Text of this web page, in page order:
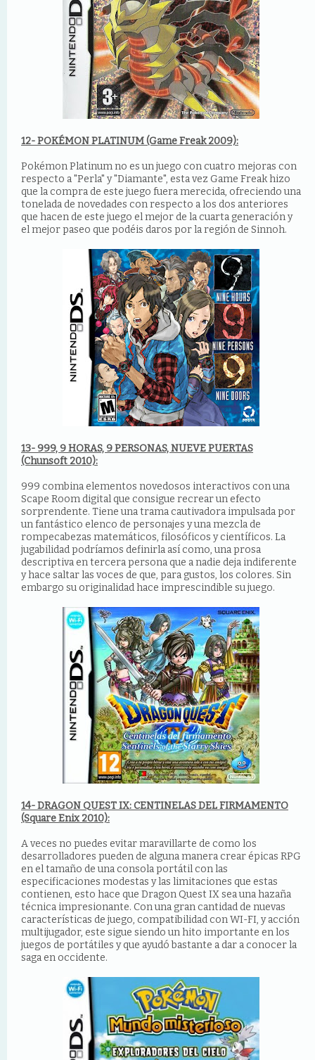
12- POKÉMON PLATINUM (Game Freak 2009):
Pokémon Platinum no es un juego con cuatro mejoras con
respecto a "Perla" y "Diamante", esta vez Game Freak hizo
que la compra de este juego fuera merecida, ofreciendo una
tonelada de novedades con respecto a los dos anteriores
que hacen de este juego el mejor de la cuarta generación y
el mejor paseo que podéis daros por la región de Sinnoh.
13- 999, 9 HORAS, 9 PERSONAS, NUEVE PUERTAS
(Chunsoft 2010):
999 combina elementos novedosos interactivos con una
Scape Room digital que consigue recrear un efecto
sorprendente. Tiene una trama cautivadora impulsada por
un fantástico elenco de personajes y una mezcla de
rompecabezas matemáticos, filosóficos y científicos. La
jugabilidad podríamos definirla así como, una prosa
descriptiva en tercera persona que a nadie deja indiferente
y hace saltar las voces de que, para gustos, los colores. Sin
embargo su originalidad hace imprescindible su juego.
14- DRAGON QUEST IX: CENTINELAS DEL FIRMAMENTO
(Square Enix 2010):
A veces no puedes evitar maravillarte de como los
desarrolladores pueden de alguna manera crear épicas RPG
en el tamaño de una consola portátil con las
especificaciones modestas y las limitaciones que estas
contienen, esto hace que Dragon Quest IX sea una hazaña
técnica impresionante. Con una gran cantidad de nuevas
características de juego, compatibilidad con WI-FI, y acción
multijugador, este sigue siendo un hito importante en los
juegos de portátiles y que ayudó bastante a dar a conocer la
saga en occidente.